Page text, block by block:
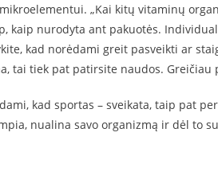
„Kai kitų vitaminų
kaip nurodyta ant pakuotės.
kad norėdami greit pasveikti ar
tai tiek pat patirsite naudos. Greičiau
kad sportas – sveikata, taip pat
nualina savo organizmą ir dėl to